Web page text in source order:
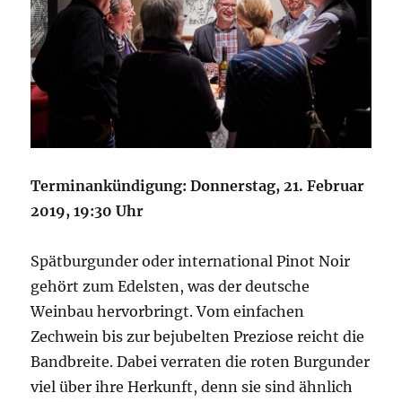
Terminankündigung: Donnerstag, 21. Februar
2019, 19:30 Uhr
Spätburgunder oder international Pinot Noir
gehört zum Edelsten, was der deutsche
Weinbau hervorbringt. Vom einfachen
Zechwein bis zur bejubelten Preziose reicht die
Bandbreite. Dabei verraten die roten Burgunder
viel über ihre Herkunft, denn sie sind ähnlich